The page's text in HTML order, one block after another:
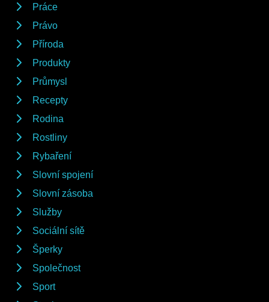
Práce
Právo
Příroda
Produkty
Průmysl
Recepty
Rodina
Rostliny
Rybaření
Slovní spojení
Slovní zásoba
Služby
Sociální sítě
Šperky
Společnost
Sport